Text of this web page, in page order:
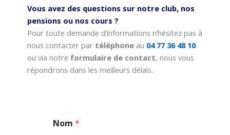
Vous avez des questions sur notre club, nos
pensions ou nos cours ?
Pour toute demande d’informations n’hésitez pas à
nous contacter par téléphoneau 04 77 36 48 10
ou via notre formulaire de contact, nous vous
répondrons dans les meilleurs délais.
Nom*